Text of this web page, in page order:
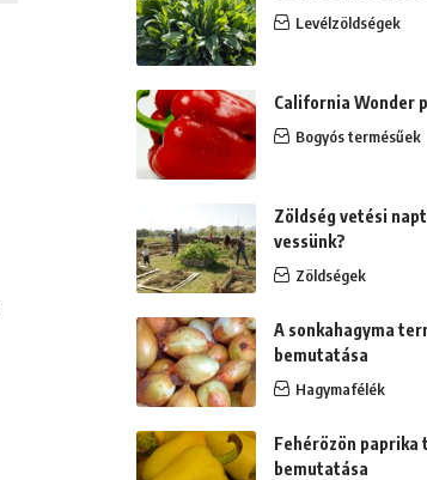
Levélzöldségek
California Wonder
Bogyós termésűek
Zöldség vetési
vessünk?
Zöldségek
A sonkahagyma
bemutatása
Hagymafélék
Fehérözön paprika
bemutatása